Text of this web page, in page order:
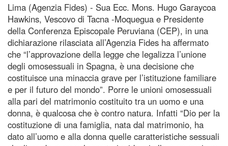
Lima (Agenzia Fides) - Sua Ecc. Mons. Hugo Garaycoa
Hawkins, Vescovo di Tacna -Moquegua e Presidente
della Conferenza Episcopale Peruviana (CEP), in una
dichiarazione rilasciata all’Agenzia Fides ha affermato
che “l’approvazione della legge che legalizza l’unione
degli omosessuali in Spagna, è una decisione che
costituisce una minaccia grave per l’istituzione familiare
e per il futuro del mondo”. Porre le unioni omosessuali
alla pari del matrimonio costituito tra un uomo e una
donna, è qualcosa che è contro natura. Infatti “Dio per la
costituzione di una famiglia, nata dal matrimonio, ha
dato all’uomo e alla donna quelle caratteristiche sessuali